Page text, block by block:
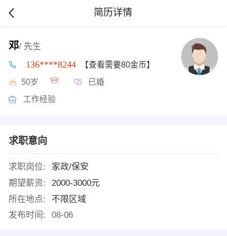
简历详情
邓/ 先生
136****8244 【查看需要80金币】
50岁 已婚
工作经验
求职意向
求职岗位:
家政/保安
期望薪资:
2000-3000元
所在地点:
不限区域
发布时间:
08-06